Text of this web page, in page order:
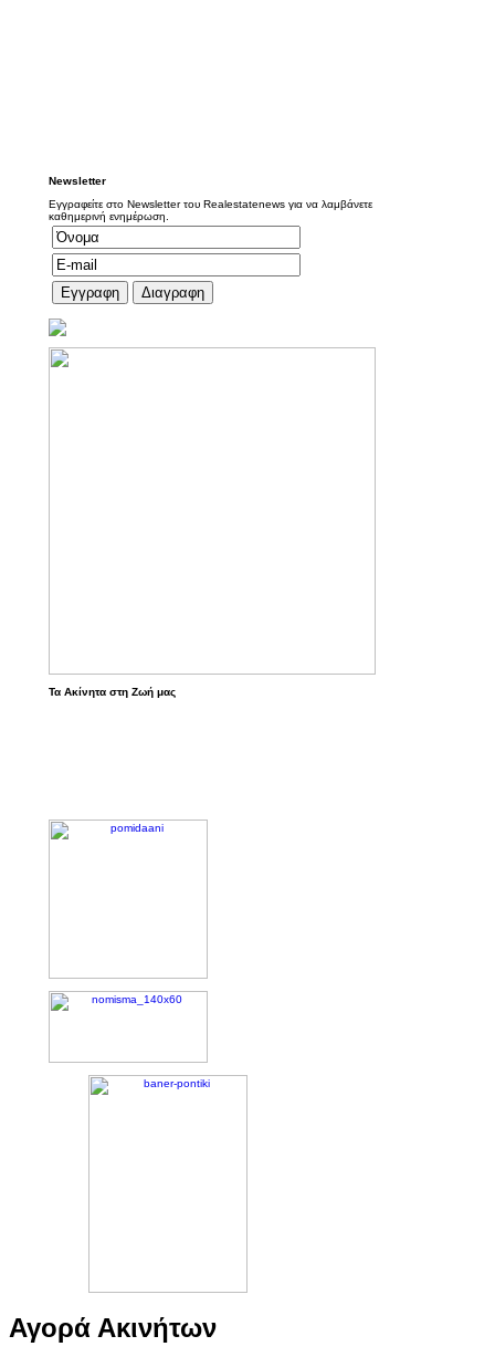
Newsletter
Εγγραφείτε στο Newsletter του Realestatenews για να λαμβάνετε
καθημερινή ενημέρωση.
Τα Ακίνητα στη Ζωή μας
Αγορά Ακινήτων